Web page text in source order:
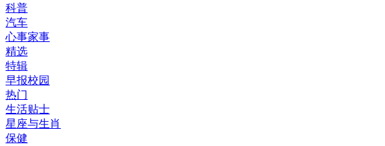
科普
汽车
心事家事
精选
特辑
早报校园
热门
生活贴士
星座与生肖
保健